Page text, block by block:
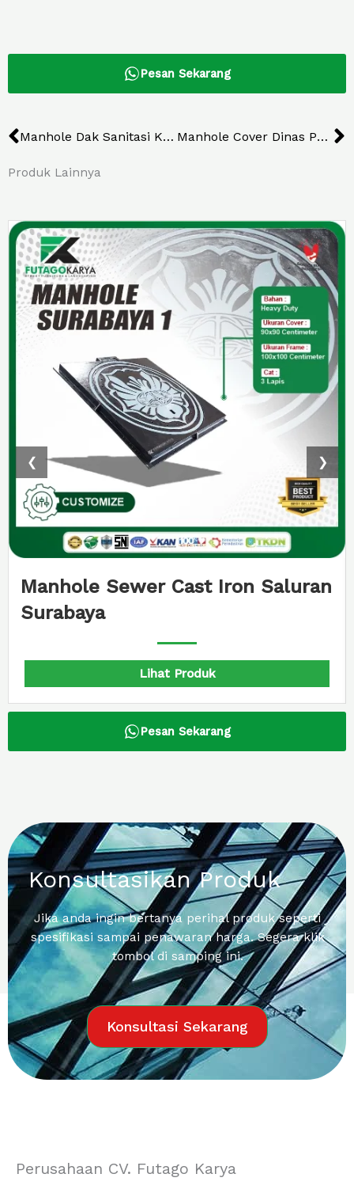
Pesan Sekarang
Prev Manhole Dak Sanitasi Kab Bangka Selatan Manhole Cover Dinas Pendidikan KTT
Produk Lainnya
❮ ❯
Iron Saluran
Manhole Sungai
Pesan Sekarang
Konsultasikan Produk
Jika anda ingin bertanya perihal produk seperti
spesifikasi sampai penawaran harga. Segera klik
tombol di samping ini.
Konsultasi Sekarang
Perusahaan CV. Futago Karya